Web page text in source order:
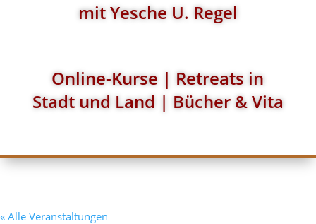
mit Yesche U. Regel
Online-Kurse | Retreats in
Stadt und Land | Bücher & Vita
« Alle Veranstaltungen